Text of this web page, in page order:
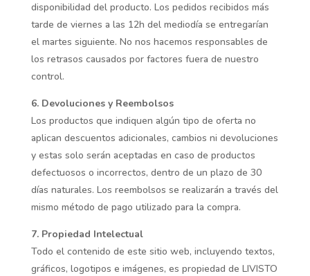
disponibilidad del producto. Los pedidos recibidos más
tarde de viernes a las 12h del mediodía se entregarían
el martes siguiente. No nos hacemos responsables de
los retrasos causados por factores fuera de nuestro
control.
6. Devoluciones y Reembolsos
Los productos que indiquen algún tipo de oferta no
aplican descuentos adicionales, cambios ni devoluciones
y estas solo serán aceptadas en caso de productos
defectuosos o incorrectos, dentro de un plazo de 30
días naturales. Los reembolsos se realizarán a través del
mismo método de pago utilizado para la compra.
7. Propiedad Intelectual
Todo el contenido de este sitio web, incluyendo textos,
gráficos, logotipos e imágenes, es propiedad de LIVISTO